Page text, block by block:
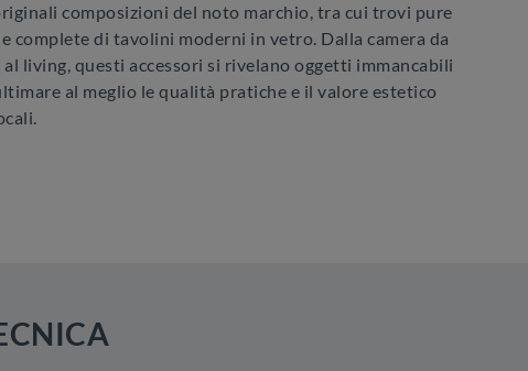
composizioni del noto marchio, tra cui trovi pure
complete di tavolini moderni in vetro. Dalla camera da
living, questi accessori si rivelano oggetti immancabili
al meglio le qualità pratiche e il valore estetico